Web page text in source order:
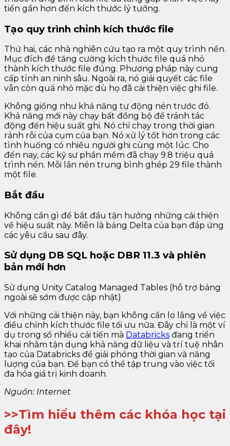
tiến gần hơn đến kích thước lý tưởng.
Tạo quy trình chỉnh kích thước file
Thứ hai, các nhà nghiên cứu tạo ra một quy trình nền.
Mục đích để tăng cường kích thước file quá nhỏ
thành kích thước file đúng. Phương pháp này cung
cấp tính an ninh sâu. Ngoài ra, nó giải quyết các file
vẫn còn quá nhỏ mặc dù họ đã cải thiện việc ghi file.
Không giống như khả năng tự động nén trước đó.
Khả năng mới này chạy bất đồng bộ để tránh tác
động đến hiệu suất ghi. Nó chỉ chạy trong thời gian
rảnh rỗi của cụm của bạn. Nó xử lý tốt hơn trong các
tình huống có nhiều người ghi cùng một lúc. Cho
đến nay, các kỹ sư phần mềm đã chạy 9.8 triệu quá
trình nén. Mỗi lần nén trung bình ghép 29 file thành
một file.
Bắt đầu
Không cần gì để bắt đầu tận hưởng những cải thiện
về hiệu suất này. Miễn là bảng Delta của bạn đáp ứng
các yêu cầu sau đây.
Sử dụng DB SQL hoặc DBR 11.3 và phiên
bản mới hơn
Sử dụng Unity Catalog Managed Tables (hỗ trợ bảng
ngoài sẽ sớm được cập nhật)
Với những cải thiện này, bạn không cần lo lắng về việc
điều chỉnh kích thước file tối ưu nữa. Đây chỉ là một ví
dụ trong số nhiều cải tiến mà Databricks đang triển
khai nhằm tận dụng khả năng dữ liệu và trí tuệ nhân
tạo của Databricks để giải phóng thời gian và năng
lượng của bạn. Để bạn có thể tập trung vào việc tối
đa hóa giá trị kinh doanh.
Nguồn: Internet
>>Tìm hiểu thêm các khóa học tại
đây!